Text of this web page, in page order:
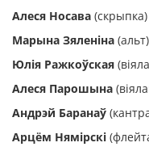
Алеся Носава (скрыпка)
Марына Зяленіна (альт)
Юлія Ражкоўская
Алеся Парошына
Андрэй Баранаў
Арцём Нямірскі